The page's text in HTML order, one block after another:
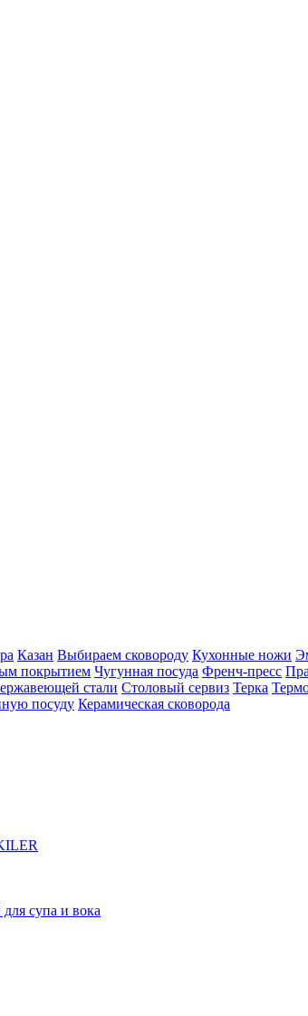
Казан Выбираем сковороду Кухонные ножи
покрытием Чугунная посуда Френч-пресс
стали Столовый сервиз Терка
посуду Керамическая сковорода
супа и вока